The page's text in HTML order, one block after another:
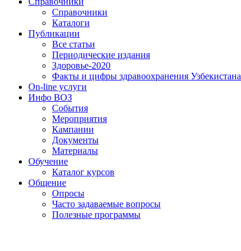
Справочники
Каталоги
Публикации
Все статьи
Периодические издания
Здоровье-2020
Факты и цифры здравоохранения Узбекистана
On-line услуги
Инфо ВОЗ
События
Мероприятия
Кампании
Документы
Материалы
Обучение
Каталог курсов
Общение
Опросы
Часто задаваемые вопросы
Полезные программы